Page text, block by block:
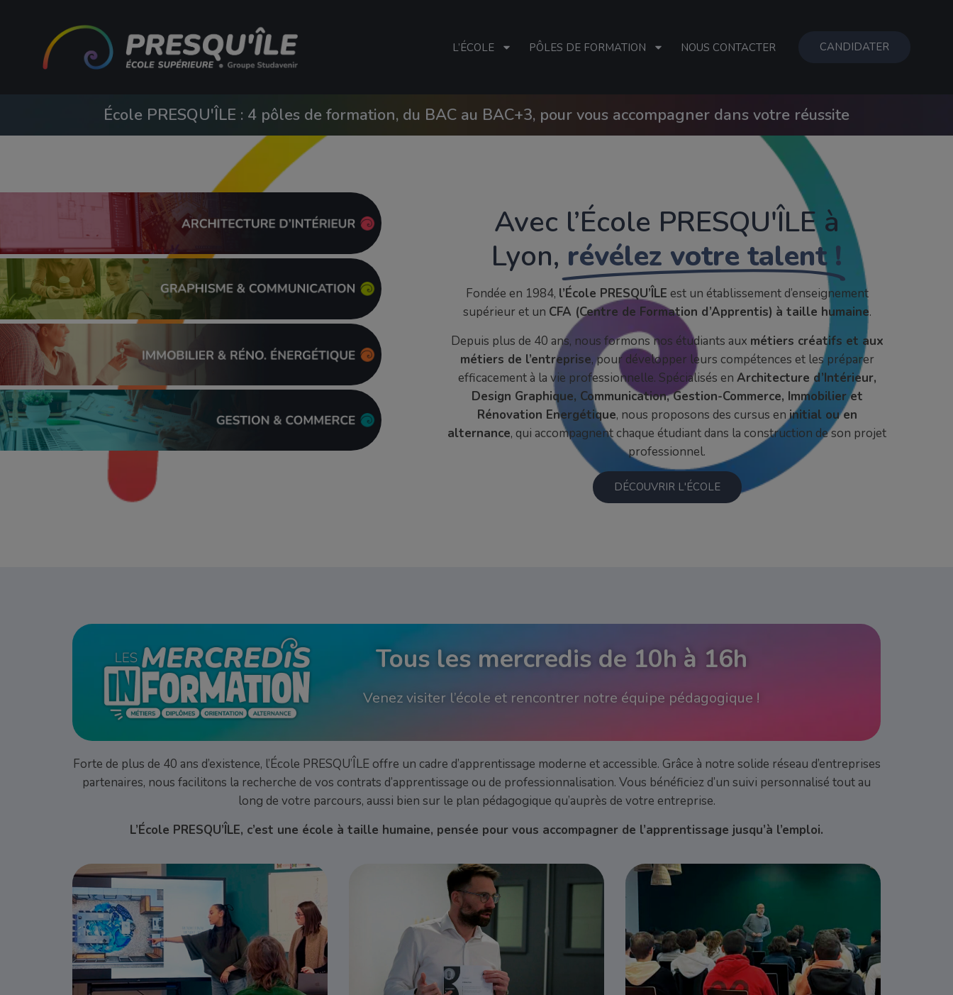
L’ÉCOLE PÔLES DE FORMATION NOUS CONTACTER CANDIDATER
École PRESQU'ÎLE : 4 pôles de formation, du BAC au BAC+3, pour vous accompagner dans votre réussite
Avec l’École PRESQU'ÎLE à
Lyon, révélez votre talent !
Fondée en 1984, l’École PRESQU’ÎLE est un établissement d’enseignement
supérieur et un CFA (Centre de Formation d’Apprentis) à taille humaine.
Depuis plus de 40 ans, nous formons nos étudiants aux métiers créatifs et aux
métiers de l’entreprise, pour développer leurs compétences et les préparer
efficacement à la vie professionnelle. Spécialisés en Architecture d’Intérieur,
Design Graphique, Communication, Gestion-Commerce, Immobilier et
Rénovation Energétique, nous proposons des cursus eninitial ou en
alternance, qui accompagnent chaque étudiant dans la construction de son projet
professionnel.
DÉCOUVRIR L'ÉCOLE
Tous les mercredis de 10h à 16h
Venez visiter l’école et rencontrer notre équipe pédagogique !
Forte de plus de 40 ans d’existence, l’École PRESQU’ÎLE offre un cadre d’apprentissage moderne et accessible. Grâce à notre solide réseau d’entreprises
partenaires, nous facilitons la recherche de vos contrats d’apprentissage ou de professionnalisation. Vous bénéficiez d’un suivi personnalisé tout au
long de votre parcours, aussi bien sur le plan pédagogique qu’auprès de votre entreprise.
L’École PRESQU’ÎLE, c’est une école à taille humaine, pensée pour vous accompagner de l’apprentissage jusqu’à l’emploi.